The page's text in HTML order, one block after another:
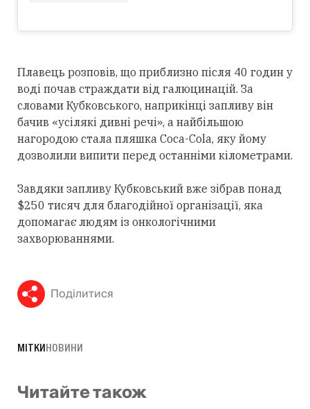
Плавець розповів, що приблизно після 40 годин у
воді почав страждати від галюцинацій. За
словами Кубковського, наприкінці запливу він
бачив «усілякі дивні речі», а найбільшою
нагородою стала пляшка Coca-Cola, яку йому
дозволили випити перед останніми кілометрами.
Завдяки запливу Кубковський вже зібрав понад
$250 тисяч для благодійної організації, яка
допомагає людям із онкологічними
захворюваннями.
Поділитися
МІТКИНОВИНИ
Читайте також